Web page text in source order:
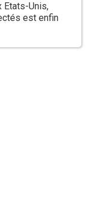
Etats-Unis,
est enfin